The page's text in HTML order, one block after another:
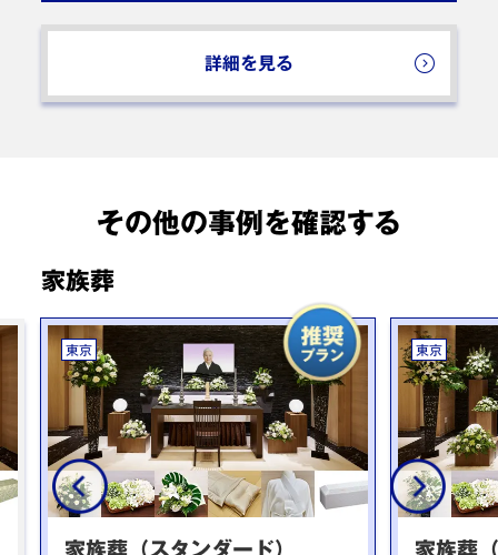
詳細を見る
その他の事例を確認する
家族葬
東京
家族葬（スタンダード）
東京
家族葬